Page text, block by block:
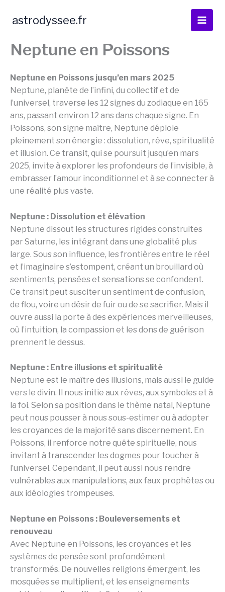
astrodyssee.fr
Neptune en Poissons
Neptune en Poissons jusqu’en mars 2025
Neptune, planète de l’infini, du collectif et de
l’universel, traverse les 12 signes du zodiaque en 165
ans, passant environ 12 ans dans chaque signe. En
Poissons, son signe maître, Neptune déploie
pleinement son énergie : dissolution, rêve, spiritualité
et illusion. Ce transit, qui se poursuit jusqu’en mars
2025, invite à explorer les profondeurs de l’invisible, à
embrasser l’amour inconditionnel et à se connecter à
une réalité plus vaste.
Neptune : Dissolution et élévation
Neptune dissout les structures rigides construites
par Saturne, les intégrant dans une globalité plus
large. Sous son influence, les frontières entre le réel
et l’imaginaire s’estompent, créant un brouillard où
sentiments, pensées et sensations se confondent.
Ce transit peut susciter un sentiment de confusion,
de flou, voire un désir de fuir ou de se sacrifier. Mais il
ouvre aussi la porte à des expériences merveilleuses,
où l’intuition, la compassion et les dons de guérison
prennent le dessus.
Neptune : Entre illusions et spiritualité
Neptune est le maître des illusions, mais aussi le guide
vers le divin. Il nous initie aux rêves, aux symboles et à
la foi. Selon sa position dans le thème natal, Neptune
peut nous pousser à nous sous-estimer ou à adopter
les croyances de la majorité sans discernement. En
Poissons, il renforce notre quête spirituelle, nous
invitant à transcender les dogmes pour toucher à
l’universel. Cependant, il peut aussi nous rendre
vulnérables aux manipulations, aux faux prophètes ou
aux idéologies trompeuses.
Neptune en Poissons : Bouleversements et
renouveau
Avec Neptune en Poissons, les croyances et les
systèmes de pensée sont profondément
transformés. De nouvelles religions émergent, les
mosquées se multiplient, et les enseignements